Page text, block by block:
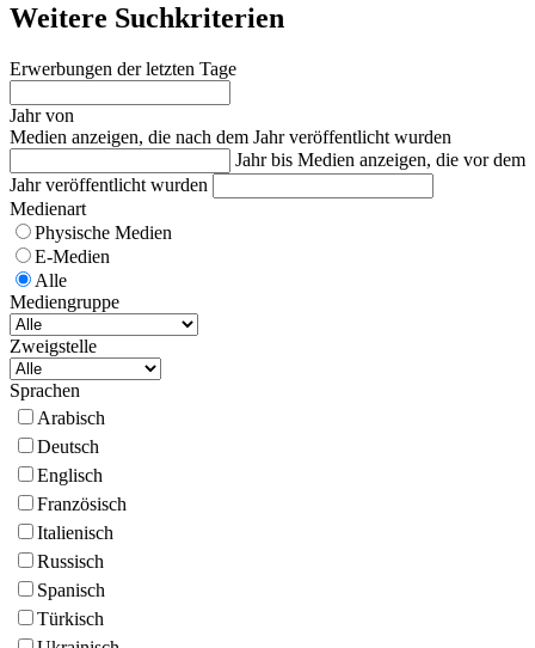
Weitere Suchkriterien
Erwerbungen der letzten Tage
Jahr von
Medien anzeigen, die nach dem Jahr veröffentlicht wurden
Jahr bis Medien anzeigen, die vor dem
Jahr veröffentlicht wurden
Medienart
Physische Medien
E-Medien
Alle
Mediengruppe
Zweigstelle
Sprachen
Arabisch
Deutsch
Englisch
Französisch
Italienisch
Russisch
Spanisch
Türkisch